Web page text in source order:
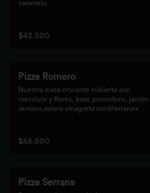
caramelo.
$43.500
Pizze Romero
Nuestra masa crocante cubierta con
mezclum y flores, base pomodoro, jamón
serrano,salami vinagreta mediterránea y
$58.500
Pizze Serrana